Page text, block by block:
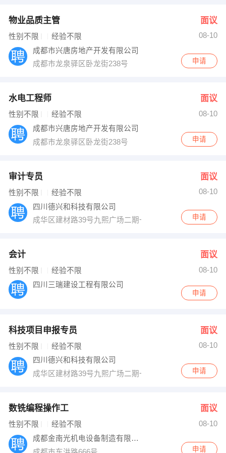
物业品质主管 面议
性别不限 经验不限
08-10
成都市兴唐房地产开发有限公司
成都市龙泉驿区卧龙街238号
申请
水电工程师 面议
性别不限 经验不限
08-10
成都市兴唐房地产开发有限公司
成都市龙泉驿区卧龙街238号
申请
审计专员 面议
性别不限 经验不限
08-10
四川德兴和科技有限公司
成华区建材路39号九熙广场二期一栋1520
申请
会计 面议
性别不限 经验不限
08-10
四川三瑞建设工程有限公司
申请
科技项目申报专员 面议
性别不限 经验不限
08-10
四川德兴和科技有限公司
成华区建材路39号九熙广场二期一栋1520
申请
数铣编程操作工 面议
性别不限 经验不限
08-10
成都金南光机电设备制造有限公司
申请